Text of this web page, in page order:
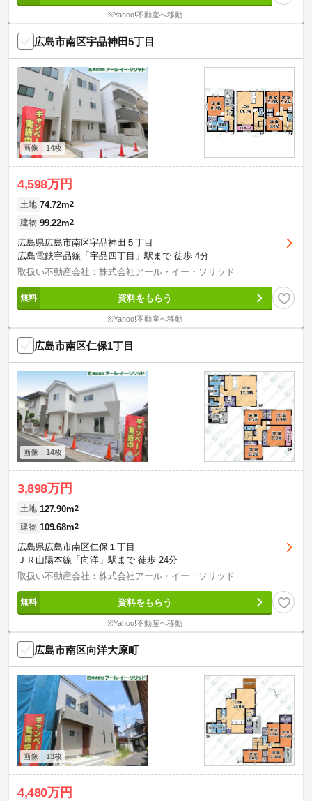
※Yahoo!不動産へ移動
広島市南区宇品神田5丁目
画像：14枚
4,598万円
土地 74.72m2
建物 99.22m2
広島県広島市南区宇品神田５丁目
広島電鉄宇品線「宇品四丁目」駅まで 徒歩 4分
取扱い不動産会社：株式会社アール・イー・ソリッド
資料をもらう
※Yahoo!不動産へ移動
広島市南区仁保1丁目
画像：14枚
3,898万円
土地 127.90m2
建物 109.68m2
広島県広島市南区仁保１丁目
ＪＲ山陽本線「向洋」駅まで 徒歩 24分
取扱い不動産会社：株式会社アール・イー・ソリッド
資料をもらう
※Yahoo!不動産へ移動
広島市南区向洋大原町
画像：13枚
4,480万円